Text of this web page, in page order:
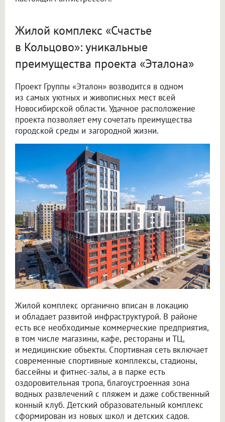
Жилой комплекс «Счастье
в Кольцово»: уникальные
преимущества проекта «Эталона»
Проект Группы «Эталон» возводится в одном
из самых уютных и живописных мест всей
Новосибирской области. Удачное расположение
проекта позволяет ему сочетать преимущества
городской среды и загородной жизни.
Жилой комплекс органично вписан в локацию
и обладает развитой инфраструктурой. В районе
есть все необходимые коммерческие предприятия,
в том числе магазины, кафе, рестораны и ТЦ,
и медицинские объекты. Спортивная сеть включает
современные спортивные комплексы, стадионы,
бассейны и фитнес-залы, а в парке есть
оздоровительная тропа, благоустроенная зона
водных развлечений с пляжем и даже собственный
конный клуб. Детский образовательный комплекс
сформирован из новых школ и детских садов.